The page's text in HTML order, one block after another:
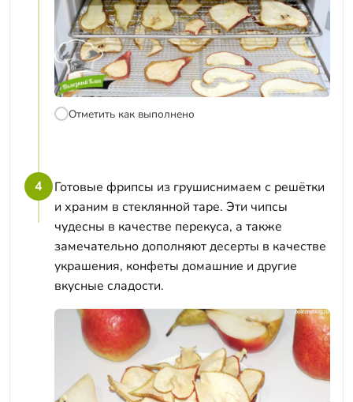
Отметить как выполнено
4
Готовые фрипсы из грушиснимаем с решётки
и храним в стеклянной таре. Эти чипсы
чудесны в качестве перекуса, а также
замечательно дополняют десерты в качестве
украшения, конфеты домашние и другие
вкусные сладости.